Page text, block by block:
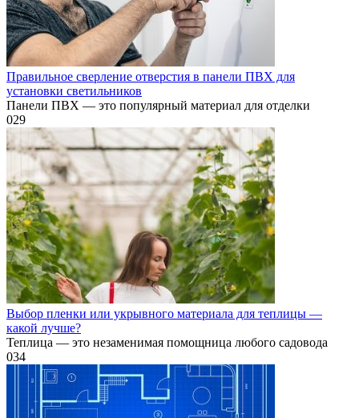
Правильное сверление отверстия в панели ПВХ для
установки светильников
Панели ПВХ — это популярный материал для отделки
029
Выбор пленки или укрывного материала для теплицы —
какой лучше?
Теплица — это незаменимая помощница любого садовода
034